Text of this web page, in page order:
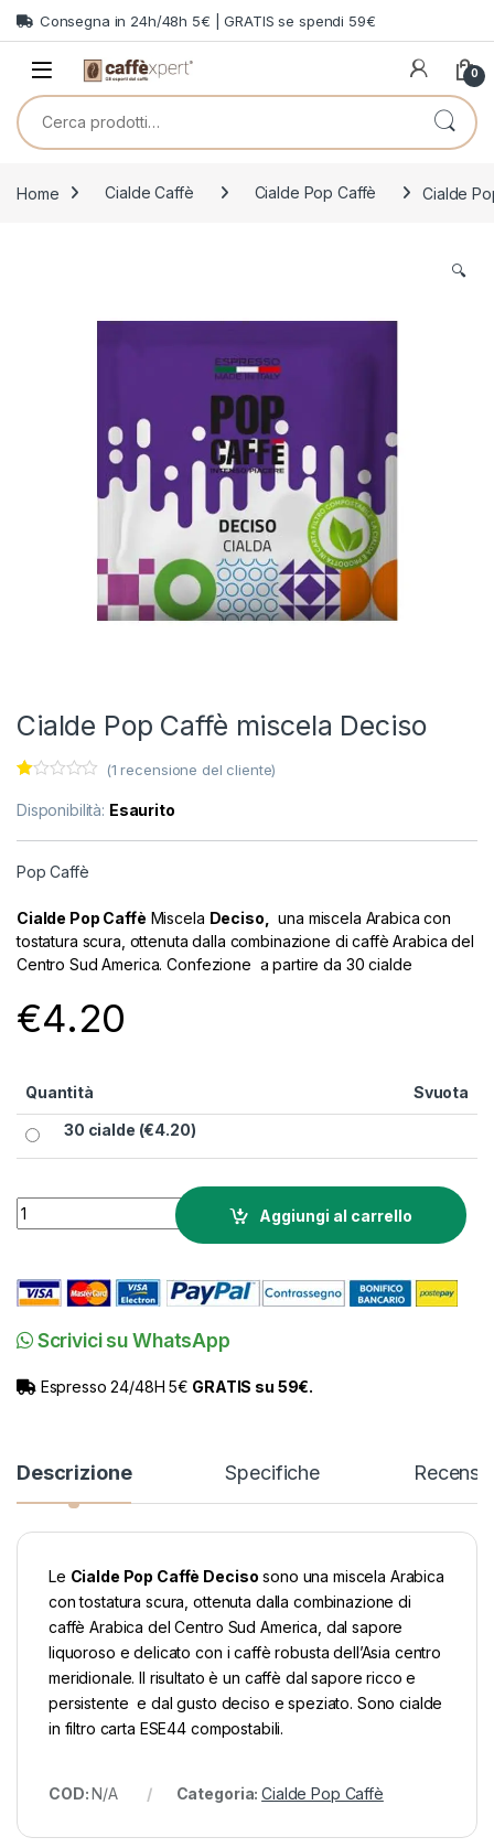
Skip to navigation
Skip to content
Consegna in 24h/48h 5€ | GRATIS se spendi 59€
0
Cerca:
Home Cialde Caffè Cialde Pop Caffè Cialde
🔍
Cialde Pop Caffè miscela Deciso
lut
o
00
5
u
ba
di
re
io
ni
(1 recensione del cliente)
Disponibilità: Esaurito
Pop Caffè
Cialde Pop Caffè Miscela Deciso,
una miscela Arabica con
tostatura scura, ottenuta dalla combinazione di caffè Arabica del
Centro Sud America. Confezione a partire da 30 cialde
€4.20
Quantità
Svuota
30 cialde (€4.20)
Cialde Pop Caffè miscela Deciso quantity
Aggiungi al carrello
Scrivici su WhatsApp
Espresso 24/48H 5€ GRATIS su 59€.
Descrizione Specifiche
Le Cialde Pop Caffè Deciso sono una miscela Arabica
con tostatura scura, ottenuta dalla combinazione di
caffè Arabica del Centro Sud America, dal sapore
liquoroso e delicato con i caffè robusta dell’Asia centro
meridionale. Il risultato è un caffè dal sapore ricco e
persistente e dal gusto deciso e speziato. Sono cialde
in filtro carta ESE44 compostabili.
COD:N/A Categoria:Cialde Pop Caffè